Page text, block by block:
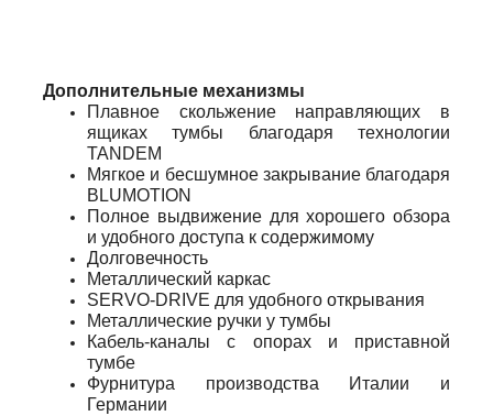
Дополнительные механизмы
Плавное скольжение направляющих в
ящиках тумбы благодаря технологии
TANDEM
Мягкое и бесшумное закрывание благодаря
BLUMOTION
Полное выдвижение для хорошего обзора
и удобного доступа к содержимому
Долговечность
Металлический каркас
SERVO-DRIVE для удобного открывания
Металлические ручки у тумбы
Кабель-каналы с опорах и приставной
тумбе
Фурнитура производства Италии и
Германии